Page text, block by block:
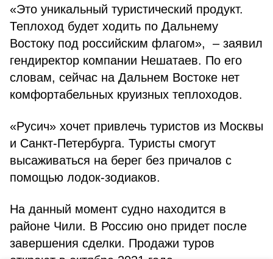
«Это уникальный туристический продукт.
Теплоход будет ходить по Дальнему
Востоку под российским флагом», – заявил
гендиректор компании Нешатаев. По его
словам, сейчас на Дальнем Востоке нет
комфортабельных круизных теплоходов.
«Русич» хочет привлечь туристов из Москвы
и Санкт-Петербурга. Туристы смогут
высаживаться на берег без причалов с
помощью лодок-зодиаков.
На данный момент судно находится в
районе Чили. В Россию оно придет после
завершения сделки. Продажи туров